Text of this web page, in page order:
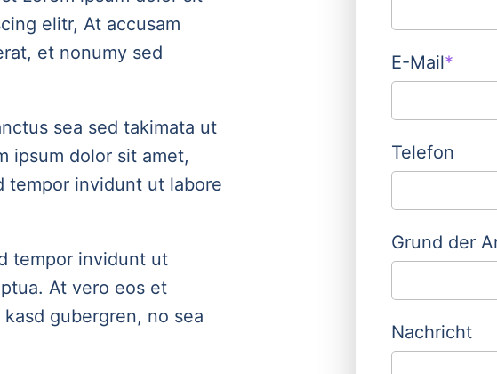
elitr, At accusam
et nonumy sed
sea sed takimata ut
ipsum dolor sit amet,
tempor invidunt ut labore
tempor invidunt ut
At vero eos et
gubergren, no sea
Pflichtfeld
E-Mail*
Telefon
Grund der
Nachricht